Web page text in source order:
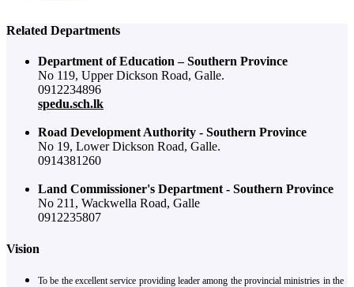
Related Departments
Department of Education – Southern Province
No 119, Upper Dickson Road, Galle.
0912234896
spedu.sch.lk
Road Development Authority - Southern Province
No 19, Lower Dickson Road, Galle.
0914381260
Land Commissioner's Department - Southern Province
No 211, Wackwella Road, Galle
0912235807
Vision
To be the excellent service providing leader among the provincial ministries in the